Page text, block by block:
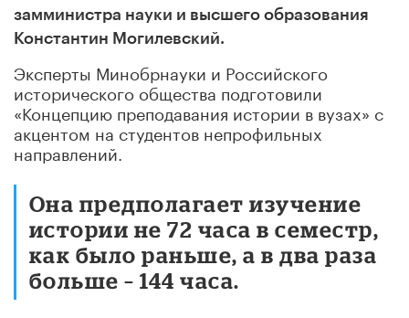
замминистра науки и высшего образования
Константин Могилевский.
Эксперты Минобрнауки и Российского
исторического общества подготовили
«Концепцию преподавания истории в вузах» с
акцентом на студентов непрофильных
направлений.
Она предполагает изучение
истории не 72 часа в семестр,
как было раньше, а в два раза
больше – 144 часа.